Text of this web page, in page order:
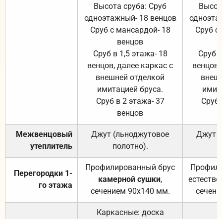
Высота сруба: Сруб
одноэтажный- 18 венцов
Сруб с мансардой- 18
венцов
Сруб в 1,5 этажа- 18
венцов, далее каркас с
внешней отделкой
имитацией бруса.
Сруб в 2 этажа- 37
венцов
Сруб с
Сруб
Сруб
Межвенцовый
утеплитель
Джут (льноджутовое
полотно).
Джут
Перегородки 1-
го этажа
Профилированный брус
камерной сушки,
сечением 90х140 мм.
Каркасные: доска